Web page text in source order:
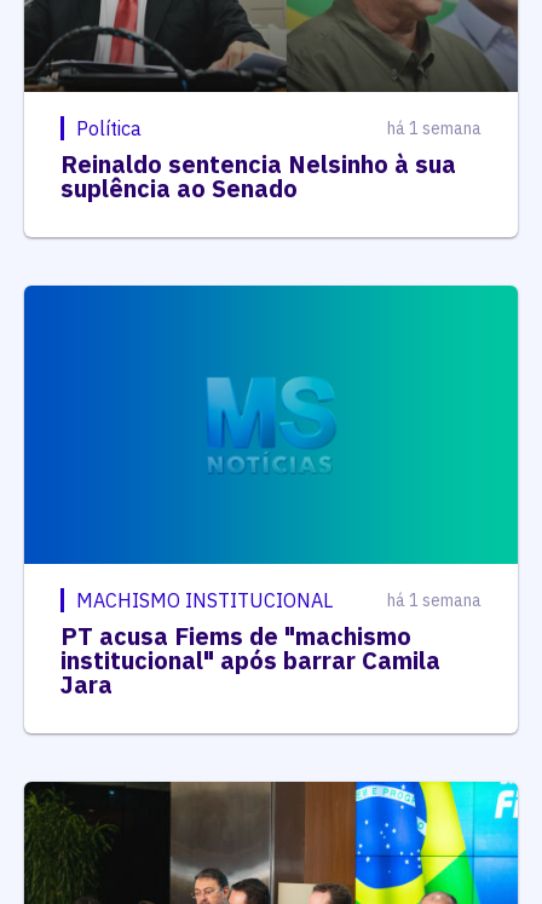
Política há 1 semana
Reinaldo sentencia Nelsinho à sua
suplência ao Senado
MACHISMO INSTITUCIONAL há 1 semana
PT acusa Fiems de "machismo
institucional" após barrar Camila
Jara